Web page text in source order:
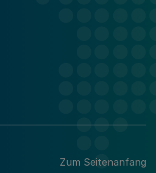
Zum Seitenanfang